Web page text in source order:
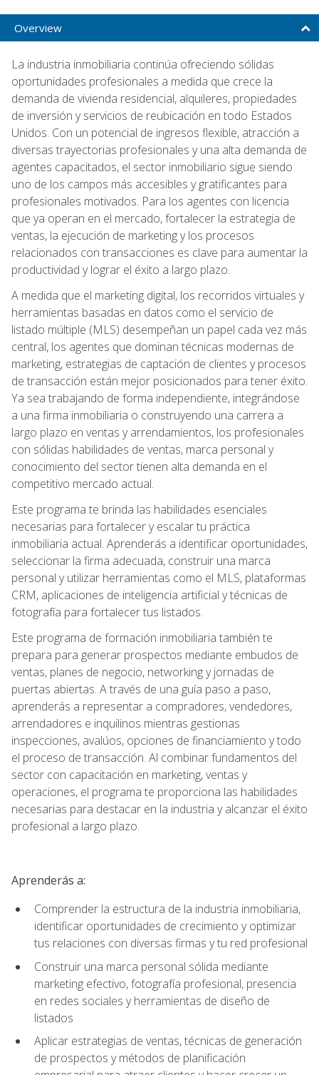
Overview
La industria inmobiliaria continúa ofreciendo sólidas
oportunidades profesionales a medida que crece la
demanda de vivienda residencial, alquileres, propiedades
de inversión y servicios de reubicación en todo Estados
Unidos. Con un potencial de ingresos flexible, atracción a
diversas trayectorias profesionales y una alta demanda de
agentes capacitados, el sector inmobiliario sigue siendo
uno de los campos más accesibles y gratificantes para
profesionales motivados. Para los agentes con licencia
que ya operan en el mercado, fortalecer la estrategia de
ventas, la ejecución de marketing y los procesos
relacionados con transacciones es clave para aumentar la
productividad y lograr el éxito a largo plazo.
A medida que el marketing digital, los recorridos virtuales y
herramientas basadas en datos como el servicio de
listado múltiple (MLS) desempeñan un papel cada vez más
central, los agentes que dominan técnicas modernas de
marketing, estrategias de captación de clientes y procesos
de transacción están mejor posicionados para tener éxito.
Ya sea trabajando de forma independiente, integrándose
a una firma inmobiliaria o construyendo una carrera a
largo plazo en ventas y arrendamientos, los profesionales
con sólidas habilidades de ventas, marca personal y
conocimiento del sector tienen alta demanda en el
competitivo mercado actual.
Este programa te brinda las habilidades esenciales
necesarias para fortalecer y escalar tu práctica
inmobiliaria actual. Aprenderás a identificar oportunidades,
seleccionar la firma adecuada, construir una marca
personal y utilizar herramientas como el MLS, plataformas
CRM, aplicaciones de inteligencia artificial y técnicas de
fotografía para fortalecer tus listados.
Este programa de formación inmobiliaria también te
prepara para generar prospectos mediante embudos de
ventas, planes de negocio, networking y jornadas de
puertas abiertas. A través de una guía paso a paso,
aprenderás a representar a compradores, vendedores,
arrendadores e inquilinos mientras gestionas
inspecciones, avalúos, opciones de financiamiento y todo
el proceso de transacción. Al combinar fundamentos del
sector con capacitación en marketing, ventas y
operaciones, el programa te proporciona las habilidades
necesarias para destacar en la industria y alcanzar el éxito
profesional a largo plazo.
Aprenderás a:
Comprender la estructura de la industria inmobiliaria,
identificar oportunidades de crecimiento y optimizar
tus relaciones con diversas firmas y tu red profesional
Construir una marca personal sólida mediante
marketing efectivo, fotografía profesional, presencia
en redes sociales y herramientas de diseño de
listados
Aplicar estrategias de ventas, técnicas de generación
de prospectos y métodos de planificación